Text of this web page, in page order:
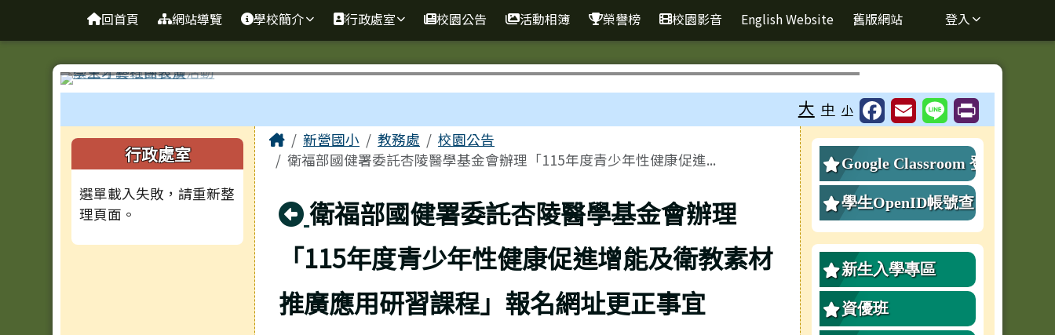
臺南市新營國小
回首頁 網站導覽 學校簡介 行政處室 校園公告 活動相簿 榮譽榜 校園影音 English Website 舊版網站 登入
⏸
大 中 小
左邊區域內容
行政處室
選單載入失敗，請重新整
理頁面。
主內容區域
Home新營國小 教務處
校園公告
衛福部國健署委託杏陵醫學基金會辦理「115年度青少年性健康促進...
回上頁
衛福部國健署委託杏陵醫學基金會辦理
「115年度青少年性健康促進增能及衛教素材
推廣應用研習課程」報名網址更正事宜
右邊區域內容
Google Classroom 登
入
學生OpenID帳號查
詢、重設密碼
新生入學專區
資優班
頁尾區域